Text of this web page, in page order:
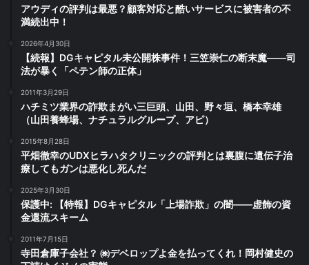
アウディの評判は最悪？顧客対応と酷いサービスに被害者の不
満続出中！
2026年4月30日
【続報】DGキャピタル未公開株事件！三笠崇仁の断末魔――司
法が暴く「ペテン師の正体」
2011年3月29日
ハチミツ業界の詐欺まがい三巨頭、山田、野々垣、橋本幸雄
（山田養蜂場、ナチュラルグループ、アピ）
2015年8月28日
平畑徹幸のUDXヒラハタクリニックの評判とは裏腹に遺伝子治
療してもガンは悪化し死んだ
2025年3月30日
保護中: 【特報】DGキャピタル「上場詐欺」の闇――虚飾の資
金還流スキーム
2011年7月15日
寺田倉庫子会社？ ㈱デベロップよ金を払ってくれ！岡村健史の